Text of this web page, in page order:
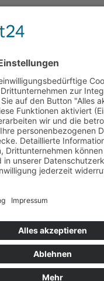
Öffnungszeiten
Versandpartner
Verfügbarkeiten
Zahlung und Versand
Datenschutz
Fernabsatz
Widerrufsrecht MS
Kontakt
Garantiefall
Batterieverordnung